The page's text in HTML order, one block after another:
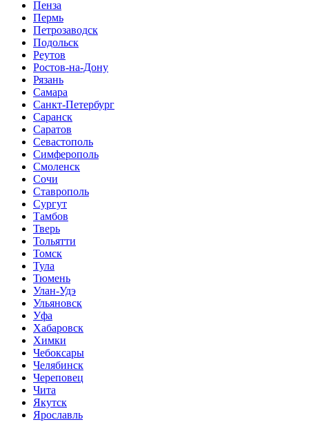
Пенза
Пермь
Петрозаводск
Подольск
Реутов
Ростов-на-Дону
Рязань
Самара
Санкт-Петербург
Саранск
Саратов
Севастополь
Симферополь
Смоленск
Сочи
Ставрополь
Сургут
Тамбов
Тверь
Тольятти
Томск
Тула
Тюмень
Улан-Удэ
Ульяновск
Уфа
Хабаровск
Химки
Чебоксары
Челябинск
Череповец
Чита
Якутск
Ярославль